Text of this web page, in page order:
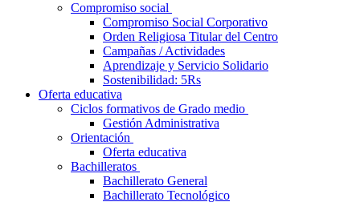
Compromiso social
Compromiso Social Corporativo
Orden Religiosa Titular del Centro
Campañas / Actividades
Aprendizaje y Servicio Solidario
Sostenibilidad: 5Rs
Oferta educativa
Ciclos formativos de Grado medio
Gestión Administrativa
Orientación
Oferta educativa
Bachilleratos
Bachillerato General
Bachillerato Tecnológico